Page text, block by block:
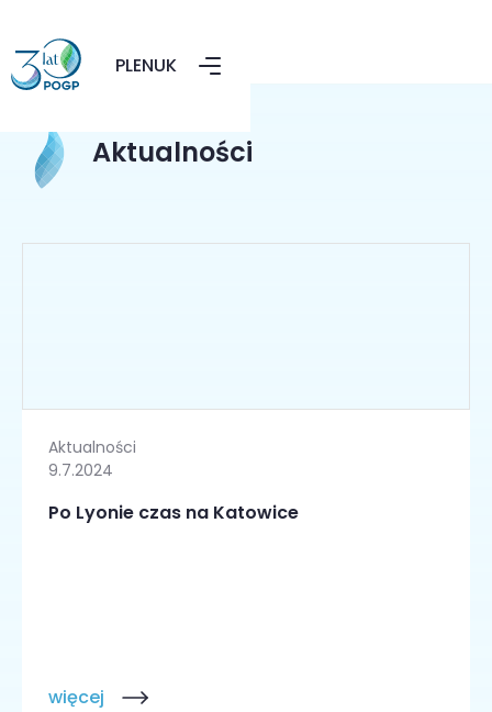
PLENUK
Aktualności
Aktualności
9.7.2024
Po Lyonie czas na Katowice
więcej